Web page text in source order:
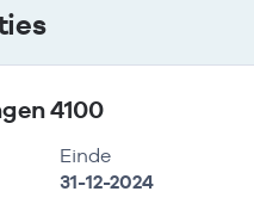
4100
Einde
31-12-2024